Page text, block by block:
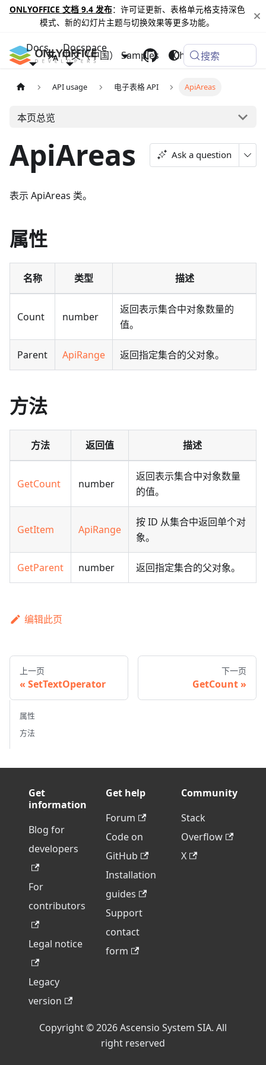
ONLYOFFICE 文档 9.4 发布：许可证更新、表格单元格支持深色
模式、新的幻灯片主题与切换效果等更多功能。
Docs Docspace
Samples Changelog
中文（中国） 搜索
API usage 电子表格 API ApiAreas
本页总览
ApiAreas Ask a question
表示 ApiAreas 类。
属性
名称 类型 描述
Count number
返回表示集合中对象数量的
值。
Parent ApiRange 返回指定集合的父对象。
方法
方法 返回值 描述
GetCount number
返回表示集合中对象数量
的值。
GetItem ApiRange
按 ID 从集合中返回单个对
象。
GetParent number 返回指定集合的父对象。
编辑此页
上一页
SetTextOperator
下一页
GetCount
属性
方法
Get
information
Blog for
developers
For
contributors
Legal notice
Legacy
version
Get help
Forum
Code on
GitHub
Installation
guides
Support
contact
form
Community
Stack
Overflow
X
Copyright © 2026 Ascensio System SIA. All
right reserved